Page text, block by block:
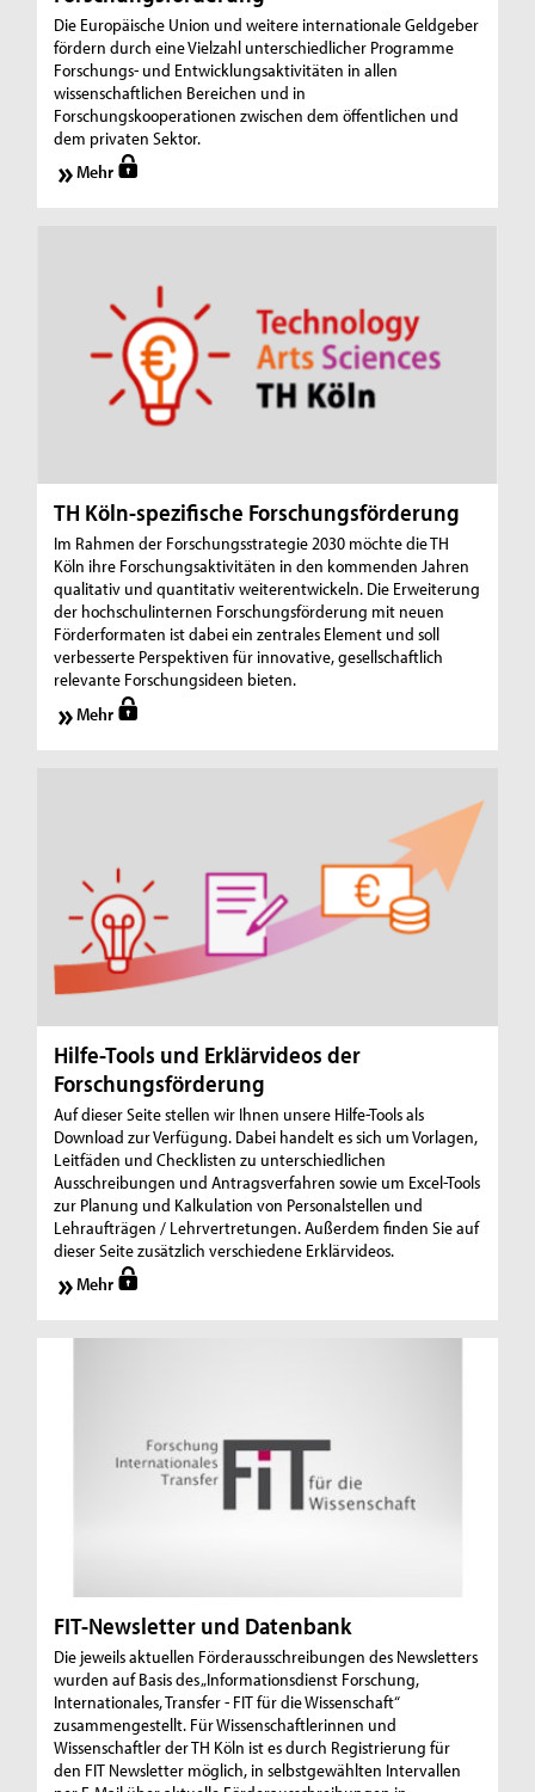
Die Europäische Union und weitere internationale Geldgeber
fördern durch eine Vielzahl unterschiedlicher Programme
Forschungs- und Entwicklungsaktivitäten in allen
wissenschaftlichen Bereichen und in
Forschungskooperationen zwischen dem öffentlichen und
dem privaten Sektor.
Mehr
TH Köln-spezifische Forschungsförderung
Im Rahmen der Forschungsstrategie 2030 möchte die TH
Köln ihre Forschungsaktivitäten in den kommenden Jahren
qualitativ und quantitativ weiterentwickeln. Die Erweiterung
der hochschulinternen Forschungsförderung mit neuen
Förderformaten ist dabei ein zentrales Element und soll
verbesserte Perspektiven für innovative, gesellschaftlich
relevante Forschungsideen bieten.
Mehr
Hilfe-Tools und Erklärvideos der
Forschungsförderung
Auf dieser Seite stellen wir Ihnen unsere Hilfe-Tools als
Download zur Verfügung. Dabei handelt es sich um Vorlagen,
Leitfäden und Checklisten zu unterschiedlichen
Ausschreibungen und Antragsverfahren sowie um Excel-Tools
zur Planung und Kalkulation von Personalstellen und
Lehraufträgen / Lehrvertretungen. Außerdem finden Sie auf
dieser Seite zusätzlich verschiedene Erklärvideos.
Mehr
FIT-Newsletter und Datenbank
Die jeweils aktuellen Förderausschreibungen des Newsletters
wurden auf Basis des „Informationsdienst Forschung,
Internationales, Transfer - FIT für die Wissenschaft“
zusammengestellt. Für Wissenschaftlerinnen und
Wissenschaftler der TH Köln ist es durch Registrierung für
den FIT Newsletter möglich, in selbstgewählten Intervallen